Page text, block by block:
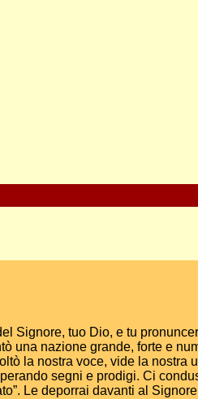
Signore, tuo Dio, e tu
una nazione grande, forte e
la nostra voce, vide la
segni e prodigi. Ci
Le deporrai davanti al